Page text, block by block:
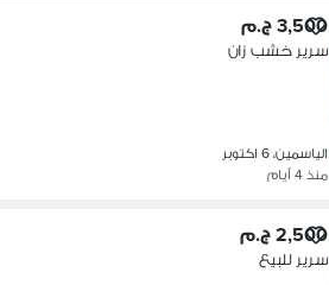
3,500 ج.م
سرير خشب زان
الياسمين، 6 اكتوبر
منذ 4 أيام
2,500 ج.م
سرير للبيع